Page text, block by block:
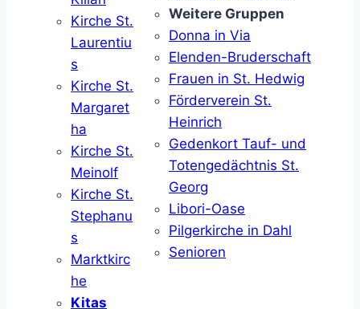
Kirche St.
Laurentiu
s
Kirche St.
Margaret
ha
Kirche St.
Meinolf
Kirche St.
Stephanu
s
Marktkirc
he
Kitas
Weitere Gruppen
Donna in Via
Elenden-Bruderschaft
Frauen in St. Hedwig
Förderverein St.
Heinrich
Gedenkort Tauf- und
Totengedächtnis St.
Georg
Libori-Oase
Pilgerkirche in Dahl
Senioren